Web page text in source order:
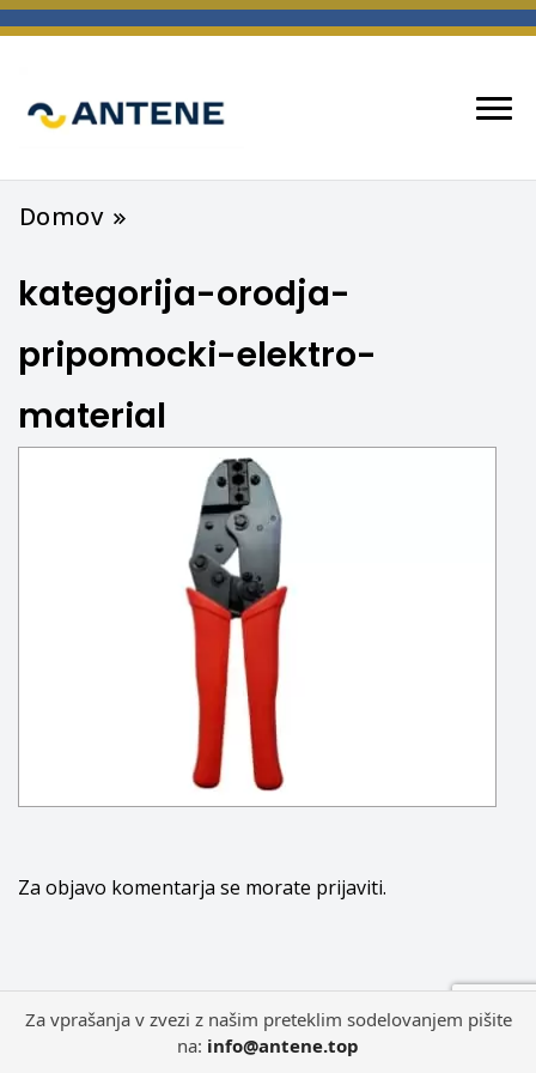
Domov
kategorija-orodja-
pripomocki-elektro-
material
Za objavo komentarja se morate prijaviti.
Za vprašanja v zvezi z našim preteklim sodelovanjem pišite
na: info@antene.top